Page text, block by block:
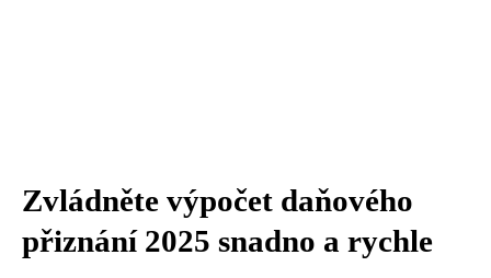
Zvládněte výpočet daňového
přiznání 2025 snadno a rychle